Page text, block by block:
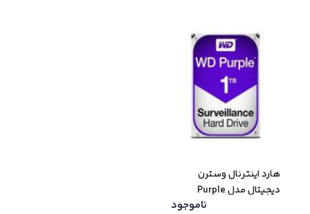
هارد اینترنال وسترن
دیجیتال مدل Purple
ناموجود